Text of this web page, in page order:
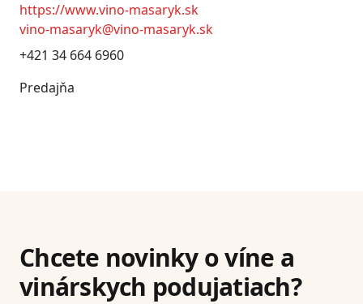
https://www.vino-masaryk.sk
vino-masaryk@vino-masaryk.sk
+421 34 664 6960
Predajňa
Chcete novinky o víne a
vinárskych podujatiach?